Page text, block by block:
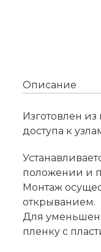
Описание
Изготовлен
доступа к
положении и
Монтаж
открыванием.
Для
пленку с